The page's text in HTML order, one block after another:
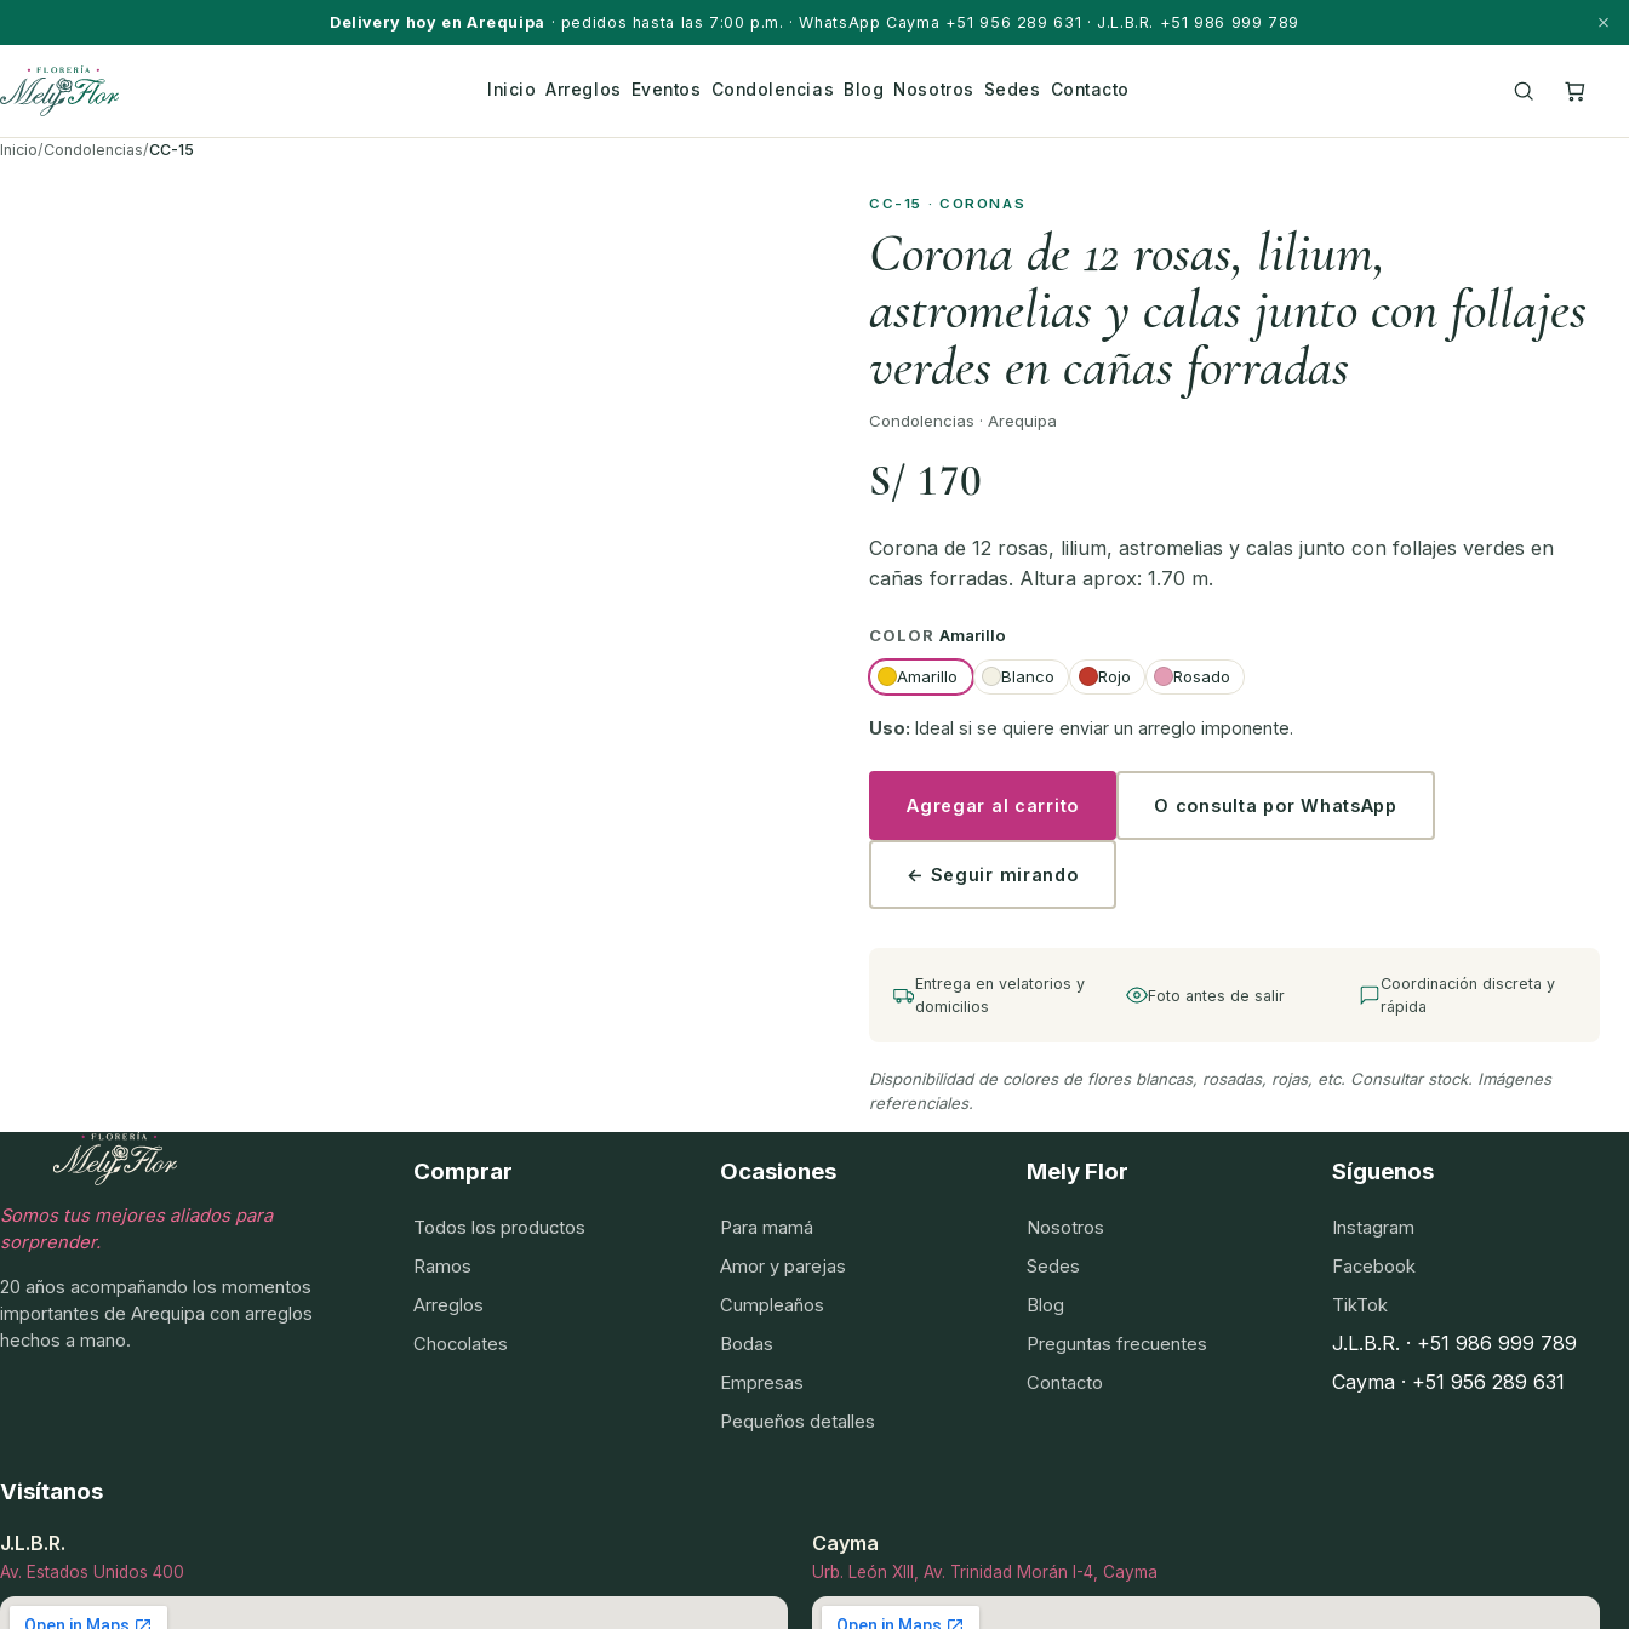
Delivery hoy en Arequipa · pedidos hasta las 7:00 p.m. · WhatsApp Cayma +51 956 289 631 · J.L.B.R. +51 986 999 789
Inicio Arreglos Eventos Condolencias Blog Nosotros Sedes Contacto
Inicio/Condolencias/CC-15
CC-15 · CORONAS
Corona de 12 rosas, lilium,
astromelias y calas junto con follajes
verdes en cañas forradas
Condolencias · Arequipa
S/ 170
Corona de 12 rosas, lilium, astromelias y calas junto con follajes verdes en
cañas forradas. Altura aprox: 1.70 m.
COLOR Amarillo
Amarillo Blanco Rojo Rosado
Uso: Ideal si se quiere enviar un arreglo imponente.
Agregar al carrito O consulta por WhatsApp
← Seguir mirando
Entrega en velatorios y
domicilios
Foto antes de salir
Coordinación discreta y
rápida
Disponibilidad de colores de flores blancas, rosadas, rojas, etc. Consultar stock. Imágenes
referenciales.
Somos tus mejores aliados para
sorprender.
20 años acompañando los momentos
importantes de Arequipa con arreglos
hechos a mano.
Comprar
Todos los productos
Ramos
Arreglos
Chocolates
Ocasiones
Para mamá
Amor y parejas
Cumpleaños
Bodas
Empresas
Pequeños detalles
Mely Flor
Nosotros
Sedes
Blog
Preguntas frecuentes
Contacto
Síguenos
Instagram
Facebook
TikTok
J.L.B.R. · +51 986 999 789
Cayma · +51 956 289 631
Visítanos
J.L.B.R.
Av. Estados Unidos 400
Cayma
Urb. León XIII, Av. Trinidad Morán I-4, Cayma